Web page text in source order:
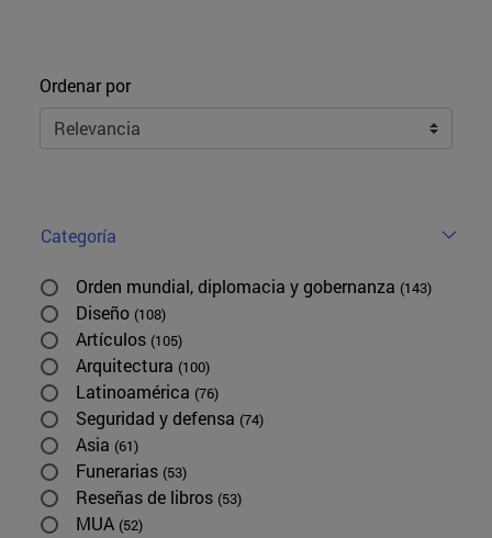
Ordenar
Ordenar por
Categoría
Orden mundial, diplomacia y gobernanza (143)
Diseño (108)
Artículos (105)
Arquitectura (100)
Latinoamérica (76)
Seguridad y defensa (74)
Asia (61)
Funerarias (53)
Reseñas de libros (53)
MUA (52)